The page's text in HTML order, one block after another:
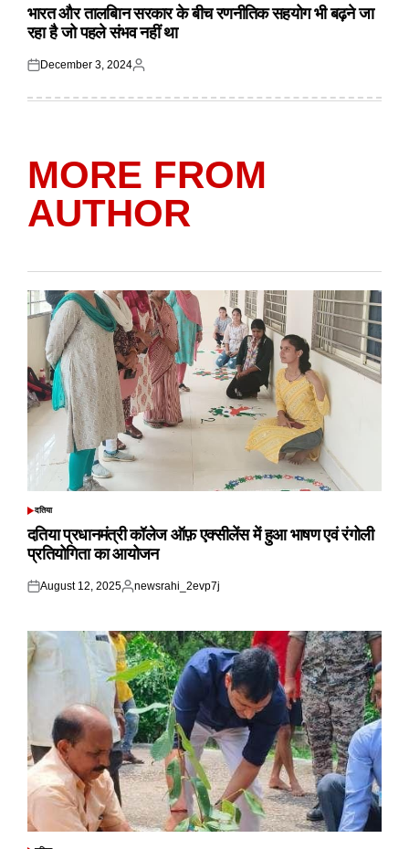
भारत और तालबिान सरकार के बीच रणनीतिक सहयोग भी बढ़ने जा
रहा है जो पहले संभव नहीं था
Posted
December 3, 2024
Posted
MORE FROM
AUTHOR
POSTED
दतिया
दतिया प्रधानमंत्री कॉलेज ऑफ़ एक्सीलेंस में हुआ भाषण एवं रंगोली
प्रतियोगिता का आयोजन
Posted
August 12, 2025
Posted
newsrahi_2evp7j